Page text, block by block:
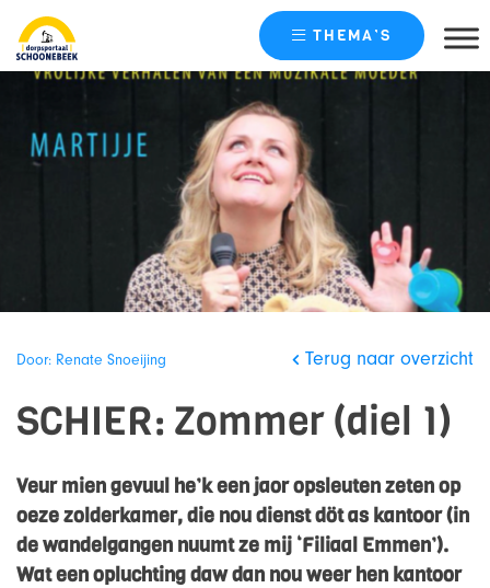
content
THEMA’S
Door: Renate Snoeijing Terug naar overzicht
SCHIER: Zommer (diel 1)
Veur mien gevuul he’k een jaor opsleuten zeten op
oeze zolderkamer, die nou dienst döt as kantoor (in
de wandelgangen nuumt ze mij ‘Filiaal Emmen’).
Wat een opluchting daw dan nou weer hen kantoor